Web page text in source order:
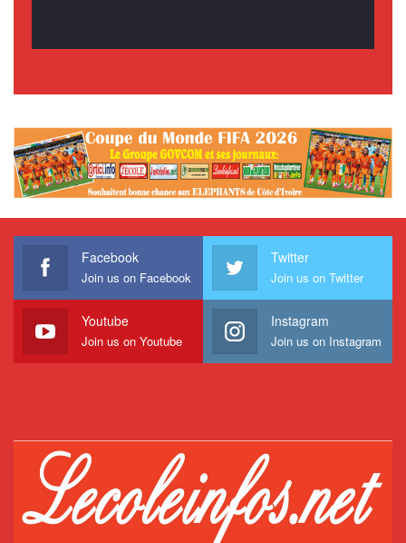
Facebook
Join us on Facebook
Twitter
Join us on Twitter
Youtube
Join us on Youtube
Instagram
Join us on Instagram